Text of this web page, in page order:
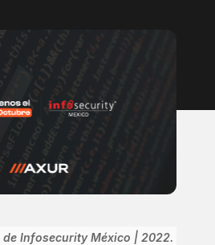
Infosecurity México | 2022.